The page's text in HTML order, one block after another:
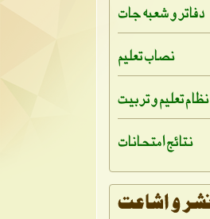
دفاتر و شعبہ جات
نصاب تعلیم
نظام تعلیم و تربیت
نتائج امتحانات